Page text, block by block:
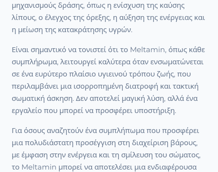
μηχανισμούς δράσης, όπως η ενίσχυση της καύσης
λίπους, ο έλεγχος της όρεξης, η αύξηση της ενέργειας και
η μείωση της κατακράτησης υγρών.
Είναι σημαντικό να τονιστεί ότι το Meltamin, όπως κάθε
συμπλήρωμα, λειτουργεί καλύτερα όταν ενσωματώνεται
σε ένα ευρύτερο πλαίσιο υγιεινού τρόπου ζωής, που
περιλαμβάνει μια ισορροπημένη διατροφή και τακτική
σωματική άσκηση. Δεν αποτελεί μαγική λύση, αλλά ένα
εργαλείο που μπορεί να προσφέρει υποστήριξη.
Για όσους αναζητούν ένα συμπλήπωμα που προσφέρει
μια πολυδιάστατη προσέγγιση στη διαχείριση βάρους,
με έμφαση στην ενέργεια και τη σμίλευση του σώματος,
το Meltamin μπορεί να αποτελέσει μια ενδιαφέρουσα